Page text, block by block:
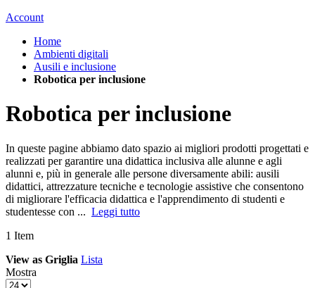
Account
Home
Ambienti digitali
Ausili e inclusione
Robotica per inclusione
Robotica per inclusione
In queste pagine abbiamo dato spazio ai migliori prodotti progettati e
realizzati per garantire una didattica inclusiva alle alunne e agli
alunni e, più in generale alle persone diversamente abili: ausili
didattici, attrezzature tecniche e tecnologie assistive che consentono
di migliorare l'efficacia didattica e l'apprendimento di studenti e
studentesse con ... Leggi tutto
1 Item
View as Griglia Lista
Mostra